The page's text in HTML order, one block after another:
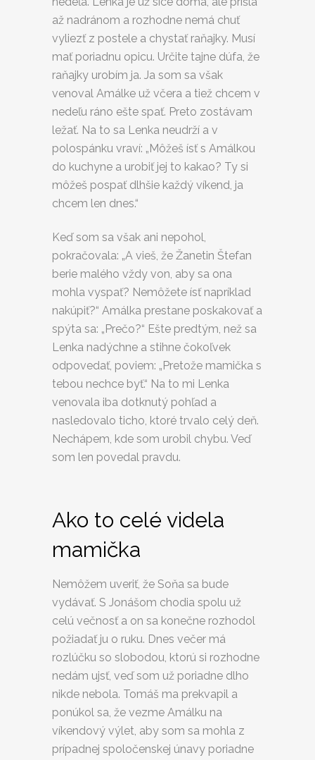
až nadránom a rozhodne nemá chuť
vyliezť z postele a chystať raňajky. Musí
mať poriadnu opicu. Určite tajne dúfa, že
raňajky urobím ja. Ja som sa však
venoval Amálke už včera a tiež chcem v
nedeľu ráno ešte spať. Preto zostávam
ležať. Na to sa Lenka neudrží a v
polospánku vraví: „Môžeš ísť s Amálkou
do kuchyne a urobiť jej to kakao? Ty si
môžeš pospať dlhšie každý víkend, ja
chcem len dnes.“
Keď som sa však ani nepohol,
pokračovala: „A vieš, že Žanetin Štefan
berie malého vždy von, aby sa ona
mohla vyspať? Nemôžete ísť napríklad
nakúpiť?“ Amálka prestane poskakovať a
spýta sa: „Prečo?“ Ešte predtým, než sa
Lenka nadýchne a stihne čokoľvek
odpovedať, poviem: „Pretože mamička s
tebou nechce byť.“ Na to mi Lenka
venovala iba dotknutý pohľad a
nasledovalo ticho, ktoré trvalo celý deň.
Nechápem, kde som urobil chybu. Veď
som len povedal pravdu.
Ako to celé videla
mamička
Nemôžem uveriť, že Soňa sa bude
vydávať. S Jonášom chodia spolu už
celú večnosť a on sa konečne rozhodol
požiadať ju o ruku. Dnes večer má
rozlúčku so slobodou, ktorú si rozhodne
nedám ujsť, veď som už poriadne dlho
nikde nebola. Tomáš ma prekvapil a
ponúkol sa, že vezme Amálku na
víkendový výlet, aby som sa mohla z
prípadnej spoločenskej únavy poriadne